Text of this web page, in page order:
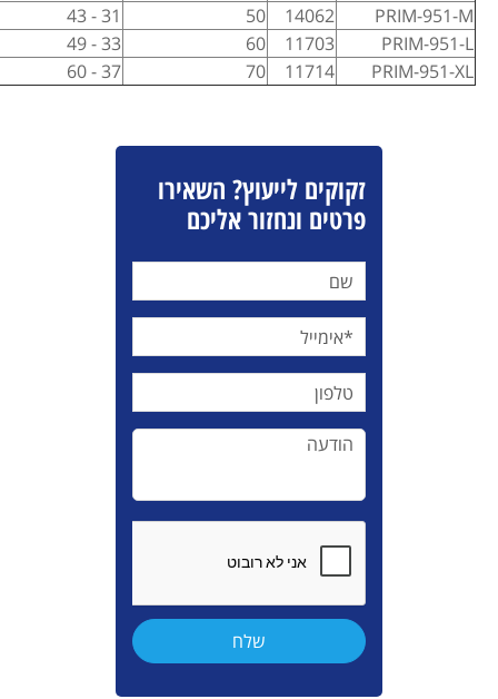
PRIM-951-M
14062
50
31 - 43
PRIM-951-L
11703
60
33 - 49
PRIM-951-XL
11714
70
37 - 60
זקוקים לייעוץ? השאירו
פרטים ונחזור אליכם